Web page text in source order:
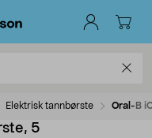
Elektrisk tannbørste Oral-B
5